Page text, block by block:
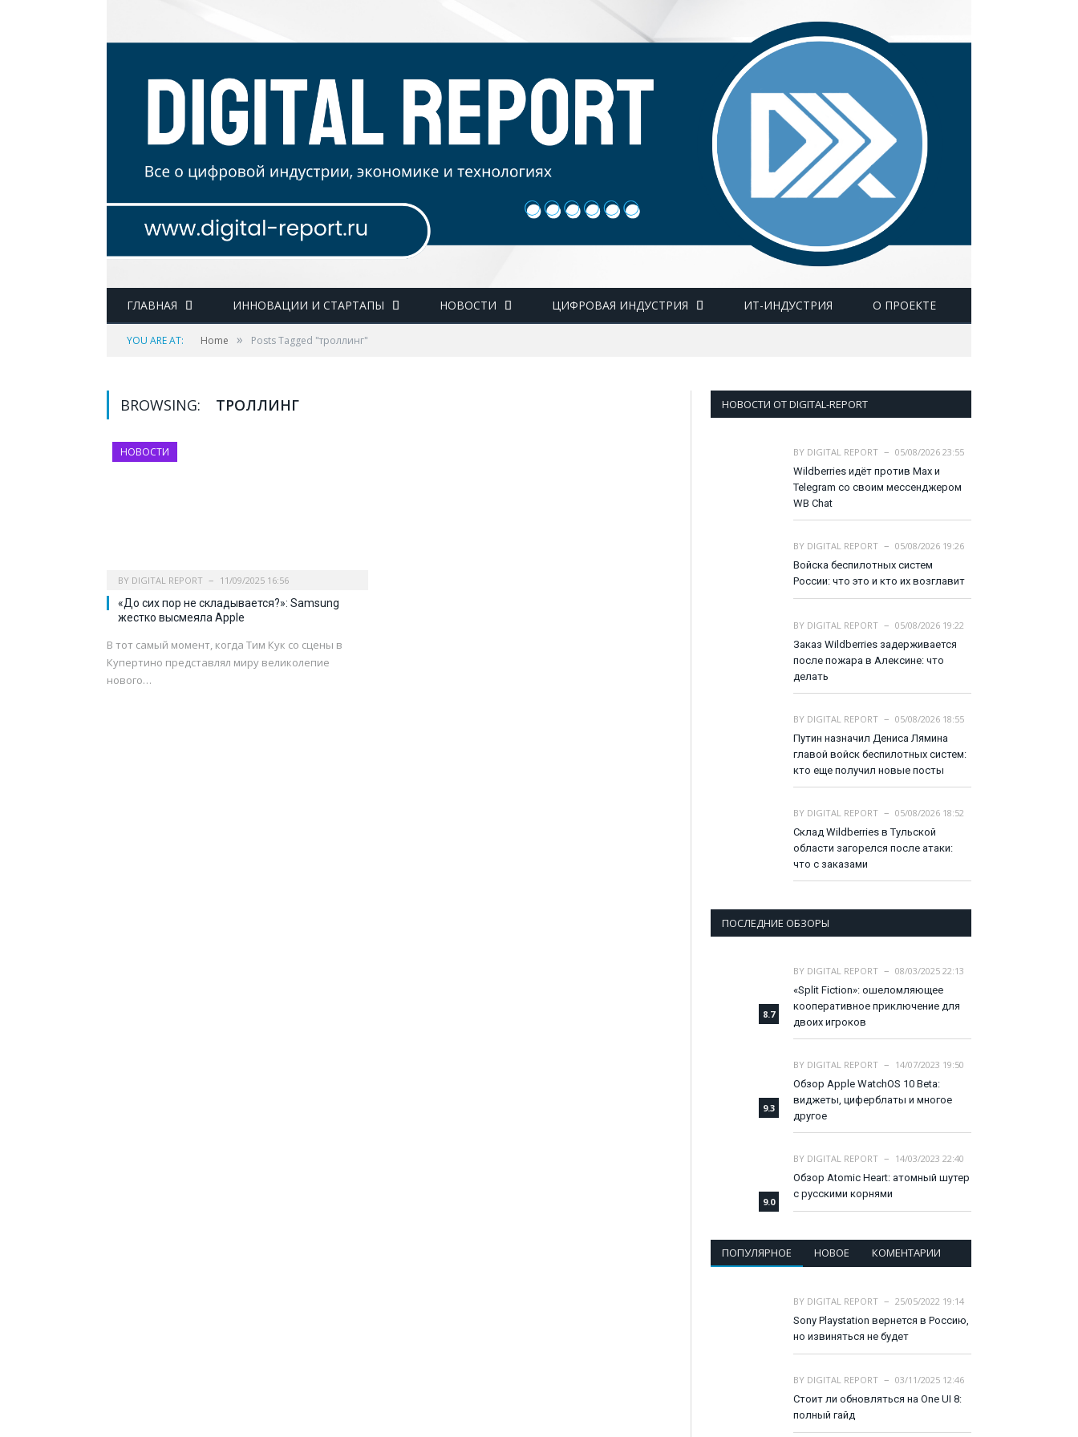
ГЛАВНАЯ ИННОВАЦИИ И СТАРТАПЫ НОВОСТИ ЦИФРОВАЯ ИНДУСТРИЯ ИТ-ИНДУСТРИЯ О ПРОЕКТЕ
YOU ARE AT: Home » Posts Tagged "троллинг"
BROWSING: ТРОЛЛИНГ
НОВОСТИ
BY DIGITAL REPORT 11/09/2025 16:56
«До сих пор не складывается?»: Samsung
жестко высмеяла Apple
В тот самый момент, когда Тим Кук со сцены в
Купертино представлял миру великолепие
нового…
НОВОСТИ ОТ DIGITAL-REPORT
BY DIGITAL REPORT
05/08/2026 23:55
Wildberries идёт против Max и
Telegram со своим мессенджером
WB Chat
BY DIGITAL REPORT
05/08/2026 19:26
Войска беспилотных систем
России: что это и кто их возглавит
BY DIGITAL REPORT
05/08/2026 19:22
Заказ Wildberries задерживается
после пожара в Алексине: что
делать
BY DIGITAL REPORT
05/08/2026 18:55
Путин назначил Дениса Лямина
главой войск беспилотных систем:
кто еще получил новые посты
BY DIGITAL REPORT
05/08/2026 18:52
Склад Wildberries в Тульской
области загорелся после атаки:
что с заказами
ПОСЛЕДНИЕ ОБЗОРЫ
8.7
BY DIGITAL REPORT
08/03/2025 22:13
«Split Fiction»: ошеломляющее
кооперативное приключение для
двоих игроков
9.3
BY DIGITAL REPORT
14/07/2023 19:50
Обзор Apple WatchOS 10 Beta:
виджеты, циферблаты и многое
другое
9.0
BY DIGITAL REPORT
14/03/2023 22:40
Обзор Atomic Heart: атомный шутер
с русскими корнями
ПОПУЛЯРНОЕ НОВОЕ КОМЕНТАРИИ
BY DIGITAL REPORT
25/05/2022 19:14
Sony Playstation вернется в Россию,
но извиняться не будет
BY DIGITAL REPORT
03/11/2025 12:46
Стоит ли обновляться на One UI 8:
полный гайд